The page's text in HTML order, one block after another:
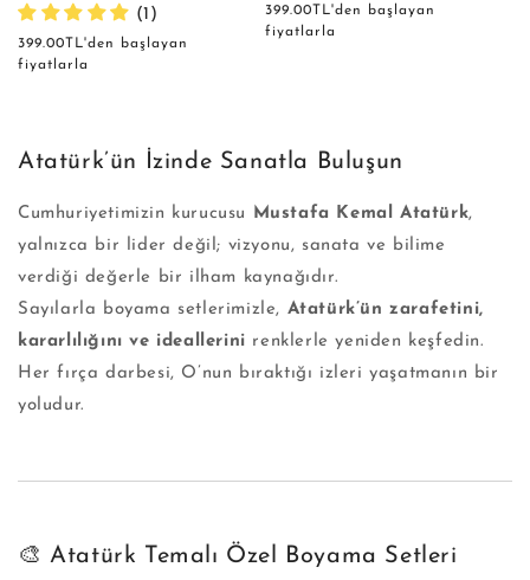
(1)
Normal
fiyat
399.00TL'den başlayan
fiyatlarla
Normal
fiyat
399.00TL'den başlayan
fiyatlarla
Atatürk’ün İzinde Sanatla Buluşun
Cumhuriyetimizin kurucusu Mustafa Kemal Atatürk,
yalnızca bir lider değil; vizyonu, sanata ve bilime
verdiği değerle bir ilham kaynağıdır.
Sayılarla boyama setlerimizle, Atatürk’ün zarafetini,
kararlılığını ve ideallerini renklerle yeniden keşfedin.
Her fırça darbesi, O’nun bıraktığı izleri yaşatmanın bir
yoludur.
🎨 Atatürk Temalı Özel Boyama Setleri